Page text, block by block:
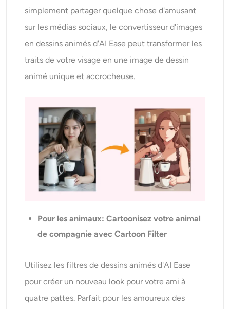
simplement partager quelque chose d'amusant
sur les médias sociaux, le convertisseur d'images
en dessins animés d'AI Ease peut transformer les
traits de votre visage en une image de dessin
animé unique et accrocheuse.
Pour les animaux: Cartoonisez votre animal
de compagnie avec Cartoon Filter
Utilisez les filtres de dessins animés d'AI Ease
pour créer un nouveau look pour votre ami à
quatre pattes. Parfait pour les amoureux des